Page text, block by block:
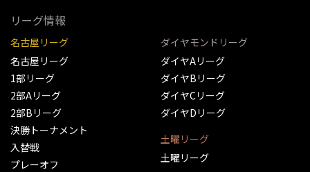
リーグ情報
名古屋リーグ
名古屋リーグ
1部リーグ
2部Aリーグ
2部Bリーグ
決勝トーナメント
入替戦
プレーオフ
ダイヤモンドリーグ
ダイヤAリーグ
ダイヤBリーグ
ダイヤCリーグ
ダイヤDリーグ
土曜リーグ
土曜リーグ